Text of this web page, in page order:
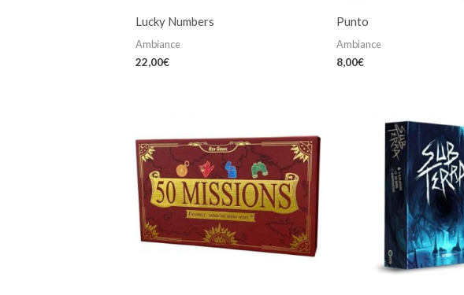
Lucky Numbers
Ambiance
22,00€
Punto
Ambiance
8,00€